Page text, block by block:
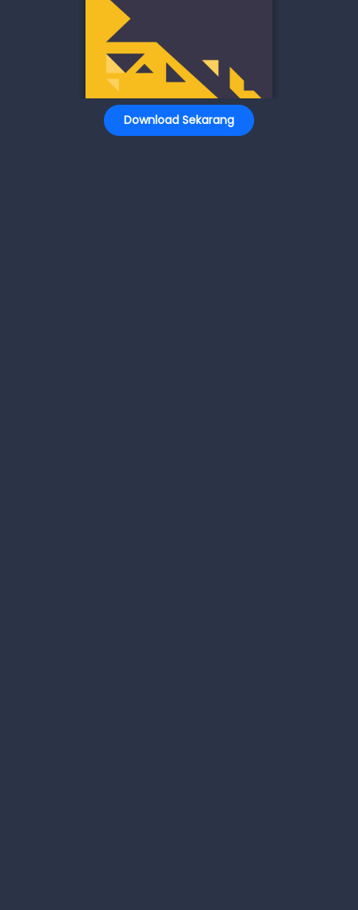
Download Sekarang